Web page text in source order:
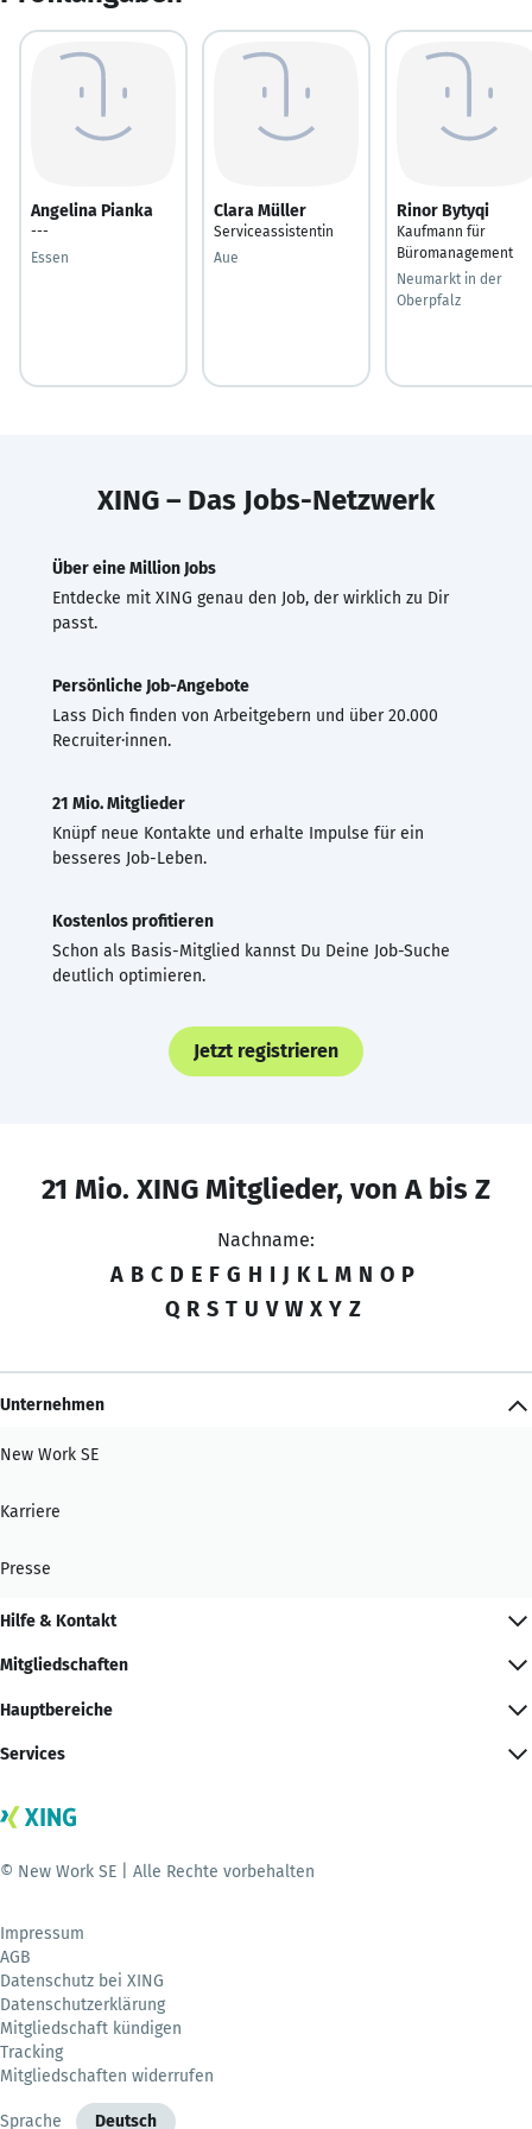
Angelina Pianka
---
Essen
Clara Müller
Serviceassistentin
Aue
Rinor Bytyqi
Kaufmann für
Büromanagement
Neumarkt in der
Oberpfalz
XING – Das Jobs-Netzwerk
Über eine Million Jobs
Entdecke mit XING genau den Job, der wirklich zu Dir
passt.
Persönliche Job-Angebote
Lass Dich finden von Arbeitgebern und über 20.000
Recruiter·innen.
21 Mio. Mitglieder
Knüpf neue Kontakte und erhalte Impulse für ein
besseres Job-Leben.
Kostenlos profitieren
Schon als Basis-Mitglied kannst Du Deine Job-Suche
deutlich optimieren.
Jetzt registrieren
21 Mio. XING Mitglieder, von A bis Z
Nachname:
A B C D E F G H I J K L M N O P
Q R S T U V W X Y Z
Unternehmen
New Work SE
Karriere
Presse
Hilfe & Kontakt
Mitgliedschaften
Hauptbereiche
Services
© New Work SE | Alle Rechte vorbehalten
Impressum
AGB
Datenschutz bei XING
Datenschutzerklärung
Mitgliedschaft kündigen
Tracking
Mitgliedschaften widerrufen
Sprache Deutsch